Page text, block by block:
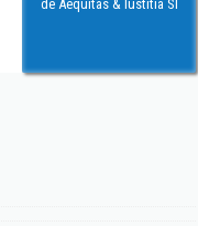
de Aequitas & Iustitia Sl